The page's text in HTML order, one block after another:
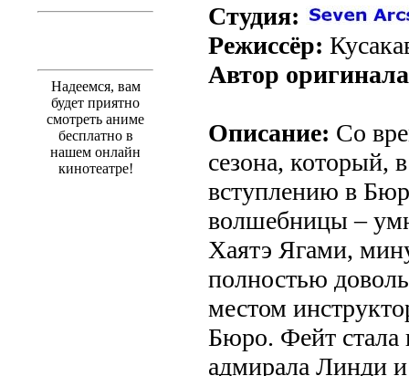
Надеемся, вам
будет приятно
смотреть аниме
бесплатно в
нашем онлайн
кинотеатре!
Студия:
Режиссёр:
Автор
Описание: Со
сезона, который,
вступлению в
волшебницы –
Хаятэ Ягами,
полностью
местом
Бюро. Фейт
адмирала Линди